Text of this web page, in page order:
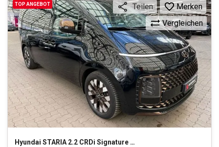
TOP ANGEBOT
Hyundai STARIA 2.2 CRDi Signature 4WD (7-Sitzer)
Vergleichen
Teilen Merken